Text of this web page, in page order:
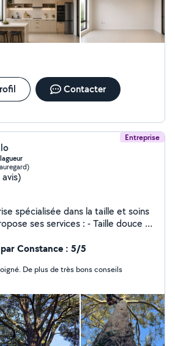
Contacter
Entreprise
avis)
spécialisée dans la taille et soins
ses services : - Taille douce /
gratuit
Constance : 5/5
De plus de très bons conseils